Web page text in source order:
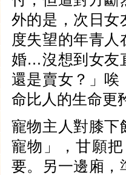
外的是，次日女
度失望的年青
婚…沒想到女友
還是賣女？」唉
命比人的生命更
寵物主人對膝下
寵物」，甘願
要。另一邊廂，